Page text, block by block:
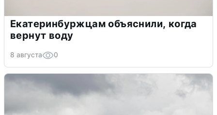
Екатеринбуржцам объяснили, когда
вернут воду
8 августа 0